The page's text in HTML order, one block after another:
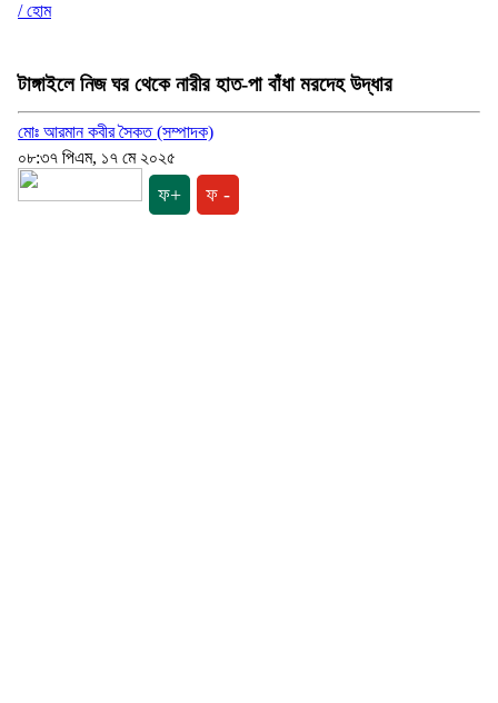
/ হোম
টাঙ্গাইলে নিজ ঘর থেকে নারীর হাত-পা বাঁধা মরদেহ উদ্ধার
মোঃ আরমান কবীর সৈকত (সম্পাদক)
০৮:৩৭ পিএম, ১৭ মে ২০২৫
ফ+ ফ -